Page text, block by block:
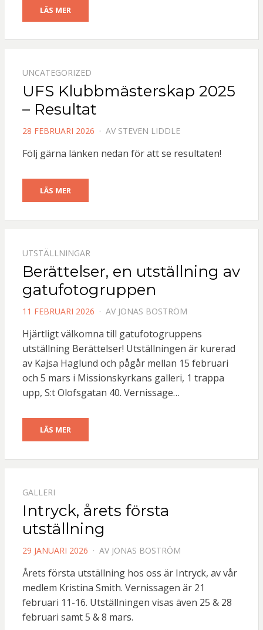
LÄS MER
UNCATEGORIZED
UFS Klubbmästerskap 2025
– Resultat
PUBLICERAD
28 FEBRUARI 2026 AV STEVEN LIDDLE
Följ gärna länken nedan för att se resultaten!
LÄS MER
UTSTÄLLNINGAR
Berättelser, en utställning av
gatufotogruppen
PUBLICERAD
11 FEBRUARI 2026 AV JONAS BOSTRÖM
Hjärtligt välkomna till gatufotogruppens
utställning Berättelser! Utställningen är kurerad
av Kajsa Haglund och pågår mellan 15 februari
och 5 mars i Missionskyrkans galleri, 1 trappa
upp, S:t Olofsgatan 40. Vernissage…
LÄS MER
GALLERI
Intryck, årets första
utställning
PUBLICERAD
29 JANUARI 2026 AV JONAS BOSTRÖM
Årets första utställning hos oss är Intryck, av vår
medlem Kristina Smith. Vernissagen är 21
februari 11-16. Utställningen visas även 25 & 28
februari samt 5 & 8 mars.